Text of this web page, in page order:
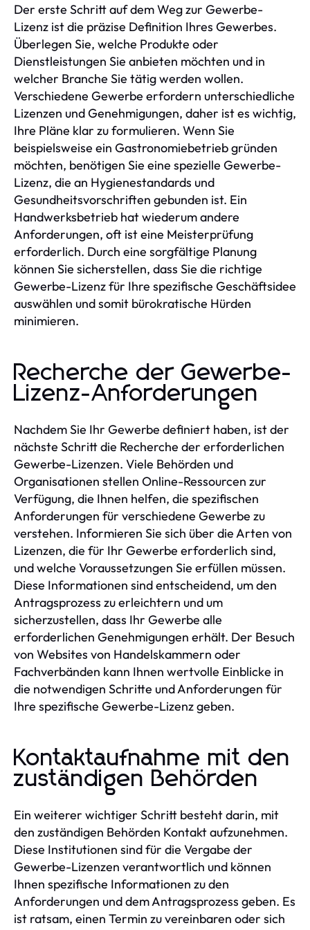
Der erste Schritt auf dem Weg zur Gewerbe-
Lizenz ist die präzise Definition Ihres Gewerbes.
Überlegen Sie, welche Produkte oder
Dienstleistungen Sie anbieten möchten und in
welcher Branche Sie tätig werden wollen.
Verschiedene Gewerbe erfordern unterschiedliche
Lizenzen und Genehmigungen, daher ist es wichtig,
Ihre Pläne klar zu formulieren. Wenn Sie
beispielsweise ein Gastronomiebetrieb gründen
möchten, benötigen Sie eine spezielle Gewerbe-
Lizenz, die an Hygienestandards und
Gesundheitsvorschriften gebunden ist. Ein
Handwerksbetrieb hat wiederum andere
Anforderungen, oft ist eine Meisterprüfung
erforderlich. Durch eine sorgfältige Planung
können Sie sicherstellen, dass Sie die richtige
Gewerbe-Lizenz für Ihre spezifische Geschäftsidee
auswählen und somit bürokratische Hürden
minimieren.
Recherche der Gewerbe-
Lizenz-Anforderungen
Nachdem Sie Ihr Gewerbe definiert haben, ist der
nächste Schritt die Recherche der erforderlichen
Gewerbe-Lizenzen. Viele Behörden und
Organisationen stellen Online-Ressourcen zur
Verfügung, die Ihnen helfen, die spezifischen
Anforderungen für verschiedene Gewerbe zu
verstehen. Informieren Sie sich über die Arten von
Lizenzen, die für Ihr Gewerbe erforderlich sind,
und welche Voraussetzungen Sie erfüllen müssen.
Diese Informationen sind entscheidend, um den
Antragsprozess zu erleichtern und um
sicherzustellen, dass Ihr Gewerbe alle
erforderlichen Genehmigungen erhält. Der Besuch
von Websites von Handelskammern oder
Fachverbänden kann Ihnen wertvolle Einblicke in
die notwendigen Schritte und Anforderungen für
Ihre spezifische Gewerbe-Lizenz geben.
Kontaktaufnahme mit den
zuständigen Behörden
Ein weiterer wichtiger Schritt besteht darin, mit
den zuständigen Behörden Kontakt aufzunehmen.
Diese Institutionen sind für die Vergabe der
Gewerbe-Lizenzen verantwortlich und können
Ihnen spezifische Informationen zu den
Anforderungen und dem Antragsprozess geben. Es
ist ratsam, einen Termin zu vereinbaren oder sich